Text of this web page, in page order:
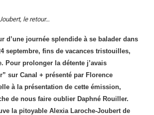
le retour…
d’une journée splendide à se balader dans
septembre, fins de vacances tristouilles,
Pour prolonger la détente j’avais
sur Canal + présenté par Florence
à la présentation de cette émission,
de nous faire oublier Daphné Rouiller.
la pitoyable Alexia Laroche-Joubert de